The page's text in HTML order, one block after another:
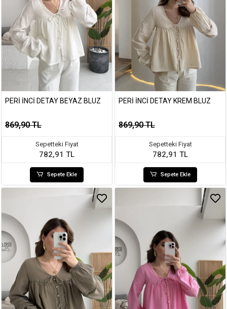
PERI İNCI DETAY BEYAZ BLUZ
869,90 TL
Sepetteki Fiyat
782,91 TL
Sepete Ekle
PERI İNCI DETAY KREM BLUZ
869,90 TL
Sepetteki Fiyat
782,91 TL
Sepete Ekle